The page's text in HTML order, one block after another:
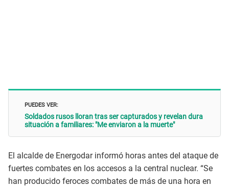
PUEDES VER:
Soldados rusos lloran tras ser capturados y revelan dura
situación a familiares: "Me enviaron a la muerte"
El alcalde de Energodar informó horas antes del ataque de
fuertes combates en los accesos a la central nuclear. “Se
han producido feroces combates de más de una hora en